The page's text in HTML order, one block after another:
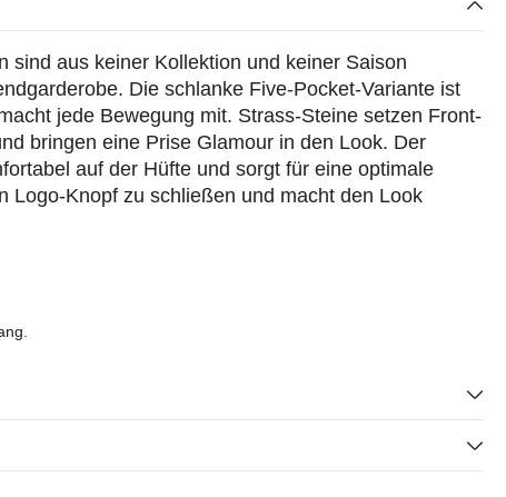
sind aus keiner Kollektion und keiner Saison
Die schlanke Five-Pocket-Variante ist
jede Bewegung mit. Strass-Steine setzen Front-
bringen eine Prise Glamour in den Look. Der
auf der Hüfte und sorgt für eine optimale
Logo-Knopf zu schließen und macht den Look